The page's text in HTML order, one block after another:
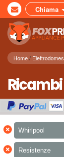
Chiama
Home
× Whirlpool
× Resistenze